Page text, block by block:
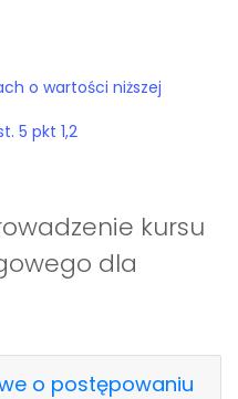
o wartości niższej
5 pkt 1,2
kursu
dla
o postępowaniu